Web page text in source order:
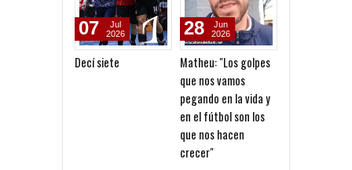
Decí siete
07
Jul
2026
Matheu: "Los golpes
que nos vamos
pegando en la vida y
en el fútbol son los
que nos hacen
crecer"
28
Jun
2026